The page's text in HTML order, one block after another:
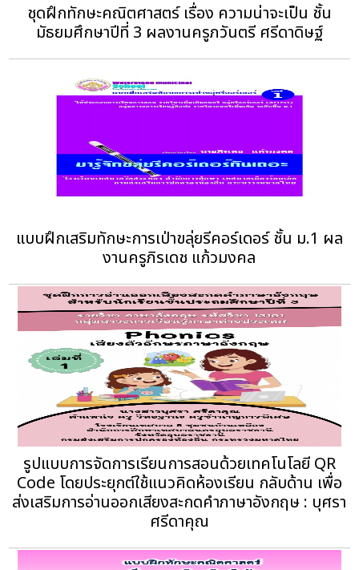
ชุดฝึกทักษะคณิตศาสตร์ เรื่อง ความน่าจะเป็น ชั้น
มัธยมศึกษาปีที่ 3 ผลงานครูภวันตรี ศรีดาดิษฐ์
แบบฝึกเสริมทักษะการเป่าขลุ่ยรีคอร์เดอร์ ชั้น ม.1 ผล
งานครูภิรเดช แก้วมงคล
รูปแบบการจัดการเรียนการสอนด้วยเทคโนโลยี QR
Code โดยประยุกต์ใช้แนวคิดห้องเรียน กลับด้าน เพื่อ
ส่งเสริมการอ่านออกเสียงสะกดคำภาษาอังกฤษ : บุศรา
ศรีดาคุณ